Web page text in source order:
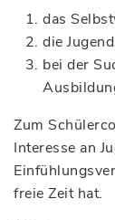
das
die
bei der
Zum
Interesse an
freie Zeit hat.